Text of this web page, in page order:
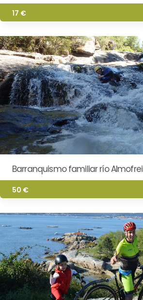
17 €
Barranquismo familiar río Almofrei
50 €